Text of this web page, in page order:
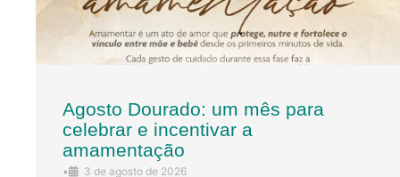
Agosto Dourado: um mês para
celebrar e incentivar a
amamentação
• 3 de agosto de 2026